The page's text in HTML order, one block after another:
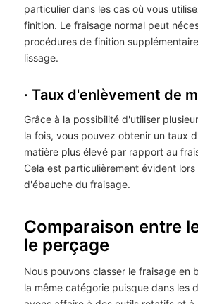
particulier dans les cas où vous
finition. Le fraisage normal peut
procédures de finition
lissage.
· Taux d'enlèvement de
Grâce à la possibilité d'utiliser
la fois, vous pouvez obtenir un taux
matière plus élevé par rapport au
Cela est particulièrement évident lors
d'ébauche du fraisage.
Comparaison entre
le perçage
Nous pouvons classer le fraisage en
la même catégorie puisque dans les